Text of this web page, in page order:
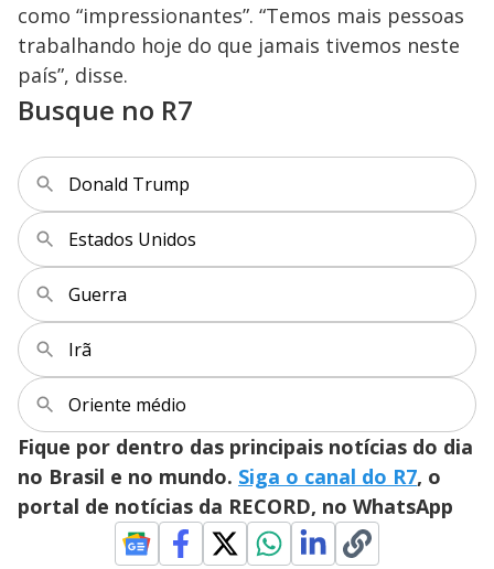
como “impressionantes”. “Temos mais pessoas
trabalhando hoje do que jamais tivemos neste
país”, disse.
Busque no R7
Donald Trump
Estados Unidos
Guerra
Irã
Oriente médio
Fique por dentro das principais notícias do dia
no Brasil e no mundo. Siga o canal do R7, o
portal de notícias da RECORD, no WhatsApp